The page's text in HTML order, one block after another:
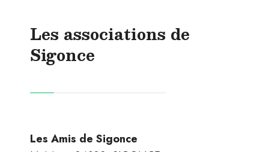
Les associations de
Sigonce
Les Amis de Sigonce